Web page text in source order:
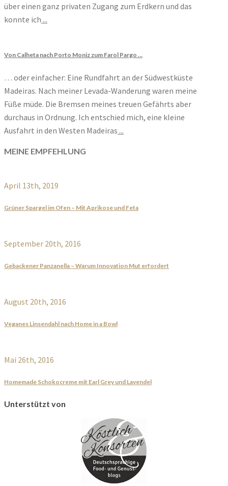
über einen ganz privaten Zugang zum Erdkern und das
konnte ich ...
Von Calheta nach Porto Moniz zum Farol Pargo …
… oder einfacher: Eine Rundfahrt an der Südwestküste
Madeiras. Nach meiner Levada-Wanderung waren meine
Füße müde. Die Bremsen meines treuen Gefährts aber
durchaus in Ordnung. Ich entschied mich, eine kleine
Ausfahrt in den Westen Madeiras ...
MEINE EMPFEHLUNG
April 13th, 2019
Grüner Spargel im Ofen – Mit Aprikose und Feta
September 20th, 2016
Gebackener Panzanella – Warum Innovation Mut erfordert
August 20th, 2016
Veganes Linsendahl nach Home in a Bowl
Mai 26th, 2016
Homemade Schokocreme mit Earl Grey und Lavendel
Unterstützt von